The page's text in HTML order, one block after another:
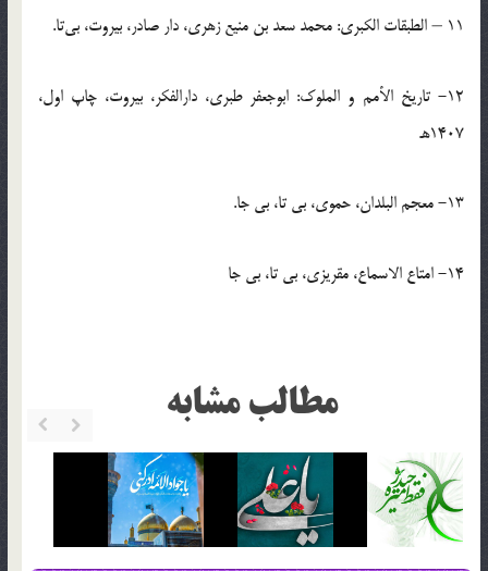
11 – الطبقات الکبری: محمد سعد بن منیع زهری، دار صادر، بیروت، بی‌تا.
12- تاریخ الأمم و الملوک: ابوجعفر طبری، دارالفکر، بیروت، چاپ اول،
1407ه‍.
13- معجم البلدان، حموی، بی تا، بی جا.
14- امتاع الاسماع، مقریزی، بی تا، بی جا
مطالب مشابه